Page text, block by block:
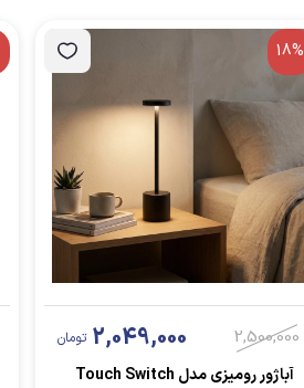
18%
2,500,000
2,049,000 تومان
آباژور رومیزی مدل Touch Switch